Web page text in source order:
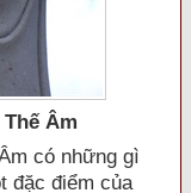
Âm
có những gì
đặc điểm của